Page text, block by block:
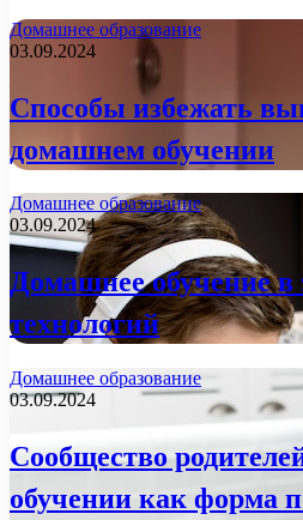
Домашнее образование
03.09.2024
Способы избежать
домашнем обучении
Домашнее образование
03.09.2024
Домашнее обучение
технологий
Домашнее образование
03.09.2024
Сообщество
обучении как форма